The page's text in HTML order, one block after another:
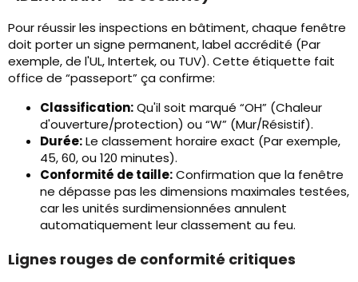
Pour réussir les inspections en bâtiment, chaque fenêtre
doit porter un signe permanent, label accrédité (Par
exemple, de l'UL, Intertek, ou TUV). Cette étiquette fait
office de “passeport” ça confirme:
Classification:Qu'il soit marqué “OH” (Chaleur
d'ouverture/protection) ou “W” (Mur/Résistif).
Durée:Le classement horaire exact (Par exemple,
45, 60, ou 120 minutes).
Conformité de taille:Confirmation que la fenêtre
ne dépasse pas les dimensions maximales testées,
car les unités surdimensionnées annulent
automatiquement leur classement au feu.
Lignes rouges de conformité critiques